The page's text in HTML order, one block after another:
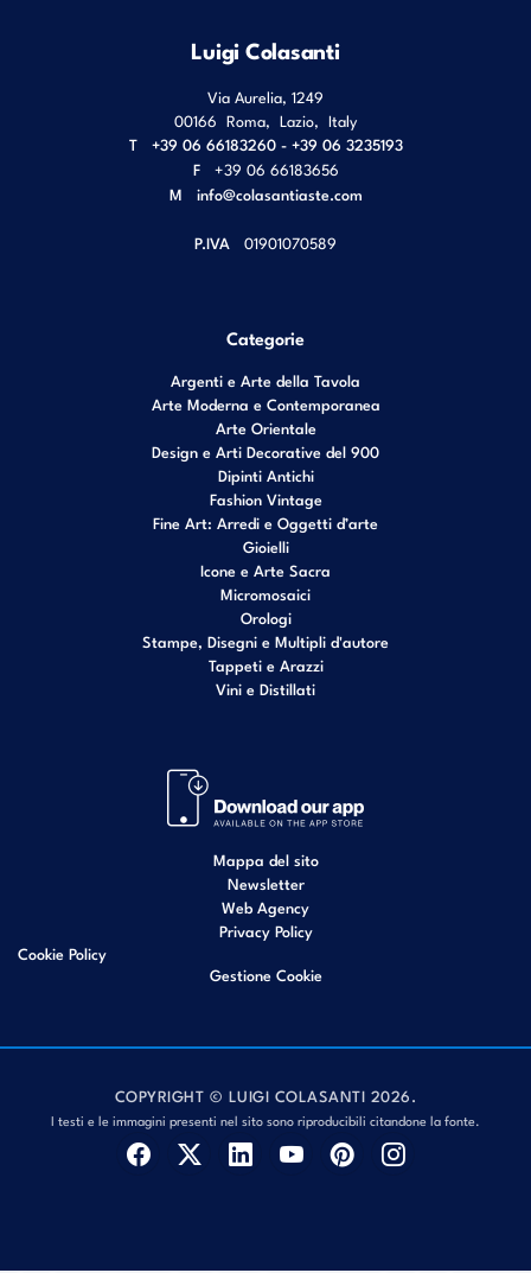
Luigi Colasanti
Via Aurelia, 1249
00166 Roma, Lazio, Italy
T
+39 06 66183260 - +39 06 3235193
F
+39 06 66183656
M info@colasantiaste.com
P.IVA 01901070589
Categorie
Argenti e Arte della Tavola
Arte Moderna e Contemporanea
Arte Orientale
Design e Arti Decorative del 900
Dipinti Antichi
Fashion Vintage
Fine Art: Arredi e Oggetti d’arte
Gioielli
Icone e Arte Sacra
Micromosaici
Orologi
Stampe, Disegni e Multipli d'autore
Tappeti e Arazzi
Vini e Distillati
Mappa del sito
Newsletter
Web Agency
Privacy Policy
Cookie Policy
Gestione Cookie
COPYRIGHT © LUIGI COLASANTI 2026.
I testi e le immagini presenti nel sito sono riproducibili citandone la fonte.